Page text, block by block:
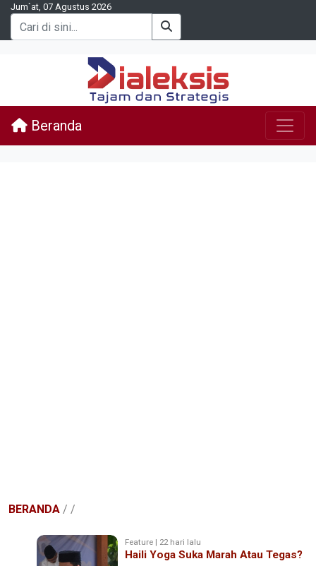
Jum`at, 07 Agustus 2026
Beranda
BERANDA / /
Feature | 22 hari lalu
Haili Yoga Suka Marah Atau Tegas?